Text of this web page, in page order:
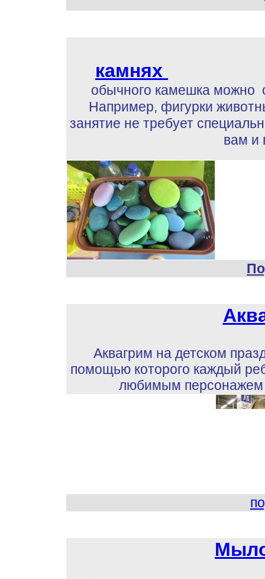
камнях
обычного камешка можно
Например, фигурки
занятие не требует
вам и
А
Аквагрим на детском
помощью которого каждый
любимым персонажем
М